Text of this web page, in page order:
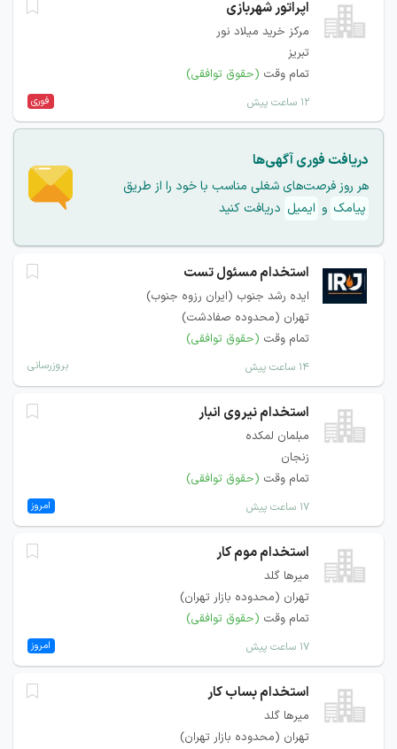
اپراتور شهربازی
مرکز خرید میلاد نور
تبریز
تمام وقت (حقوق توافقی)
۱۲ ساعت پیش فوری
دریافت فوری آگهی‌ها
هر روز فرصت‌های شغلی مناسب با خود را از طریق
پیامک و ایمیل دریافت کنید
استخدام مسئول تست
ایده رشد جنوب (ایران رزوه جنوب)
تهران (محدوده صفادشت)
تمام وقت (حقوق توافقی)
۱۴ ساعت پیش بروزرسانی
استخدام نیروی انبار
مبلمان لمکده
زنجان
تمام وقت (حقوق توافقی)
۱۷ ساعت پیش امروز
استخدام موم کار
میرها گلد
تهران (محدوده بازار تهران)
تمام وقت (حقوق توافقی)
۱۷ ساعت پیش امروز
استخدام بساب کار
میرها گلد
تهران (محدوده بازار تهران)